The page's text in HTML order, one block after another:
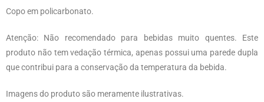
Copo em policarbonato.
Atenção: Não recomendado para bebidas muito quentes. Este
produto não tem vedação térmica, apenas possui uma parede dupla
que contribui para a conservação da temperatura da bebida.
Imagens do produto são meramente ilustrativas.